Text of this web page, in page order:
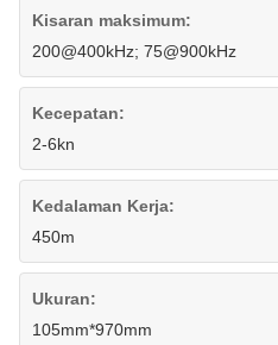
Kisaran maksimum:
200@400kHz; 75@900kHz
Kecepatan:
2-6kn
Kedalaman Kerja:
450m
Ukuran:
105mm*970mm